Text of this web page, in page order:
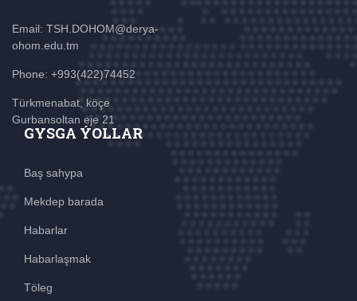
Email: TSH.DOHOM@derya-
ohom.edu.tm
Phone: +993(422)74452
Türkmenabat, köçe
Gurbansoltan eje 21
GYSGA ÝOLLAR
Baş sahypa
Mekdep barada
Habarlar
Habarlaşmak
Töleg